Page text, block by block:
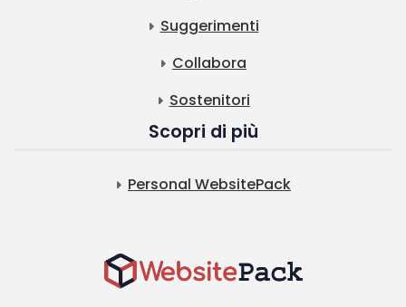
Suggerimenti
Collabora
Sostenitori
Scopri di più
Personal WebsitePack